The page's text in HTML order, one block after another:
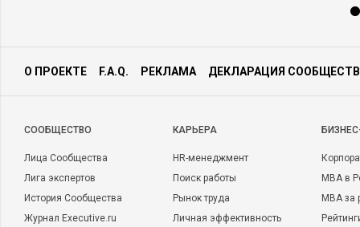
О ПРОЕКТЕ F.A.Q. РЕКЛАМА ДЕКЛАРАЦИЯ
CООБЩЕСТВО
Лица Сообщества
Лига экспертов
История Сообщества
Журнал Executive.ru
КАРЬЕРА
HR-менеджмент
Поиск работы
Рынок труда
Личная эффективность
MBA в
MBA